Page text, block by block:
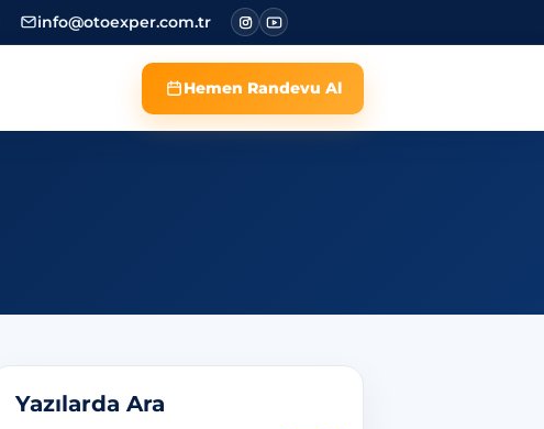
info@otoexper.com.tr
Hemen Randevu Al
Yazılarda Ara